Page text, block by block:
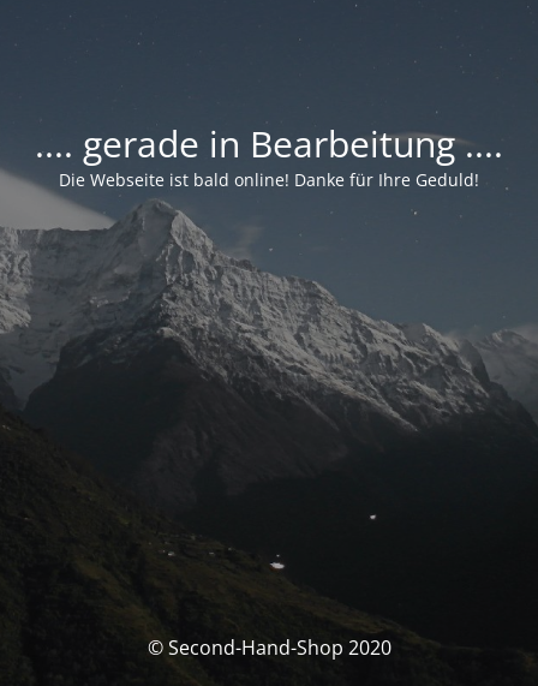
.... gerade in Bearbeitung ....
Die Webseite ist bald online! Danke für Ihre Geduld!
© Second-Hand-Shop 2020